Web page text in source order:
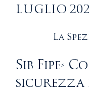
LUGLIO
La
Sib Fipe-
sicurezza